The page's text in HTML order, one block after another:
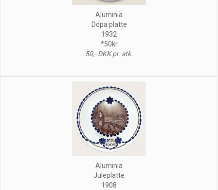
Aluminia
Ddpa platte
1932
*50kr
50,- DKK pr. stk.
Aluminia
Juleplatte
1908